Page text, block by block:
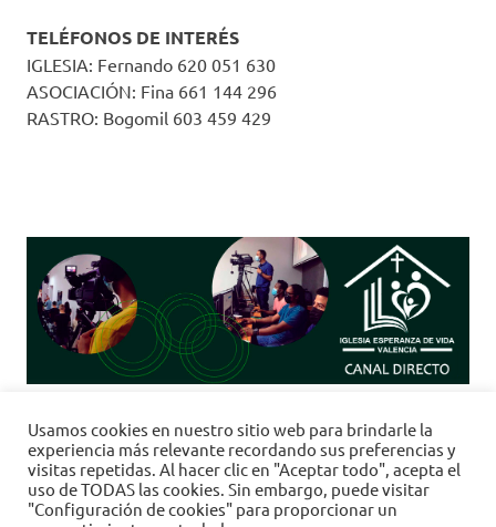
TELÉFONOS DE INTERÉS
IGLESIA: Fernando 620 051 630
ASOCIACIÓN: Fina 661 144 296
RASTRO: Bogomil 603 459 429
en Directo:"Domingo a las 11:30h.
Usamos cookies en nuestro sitio web para brindarle la
experiencia más relevante recordando sus preferencias y
visitas repetidas. Al hacer clic en "Aceptar todo", acepta el
uso de TODAS las cookies. Sin embargo, puede visitar
"Configuración de cookies" para proporcionar un